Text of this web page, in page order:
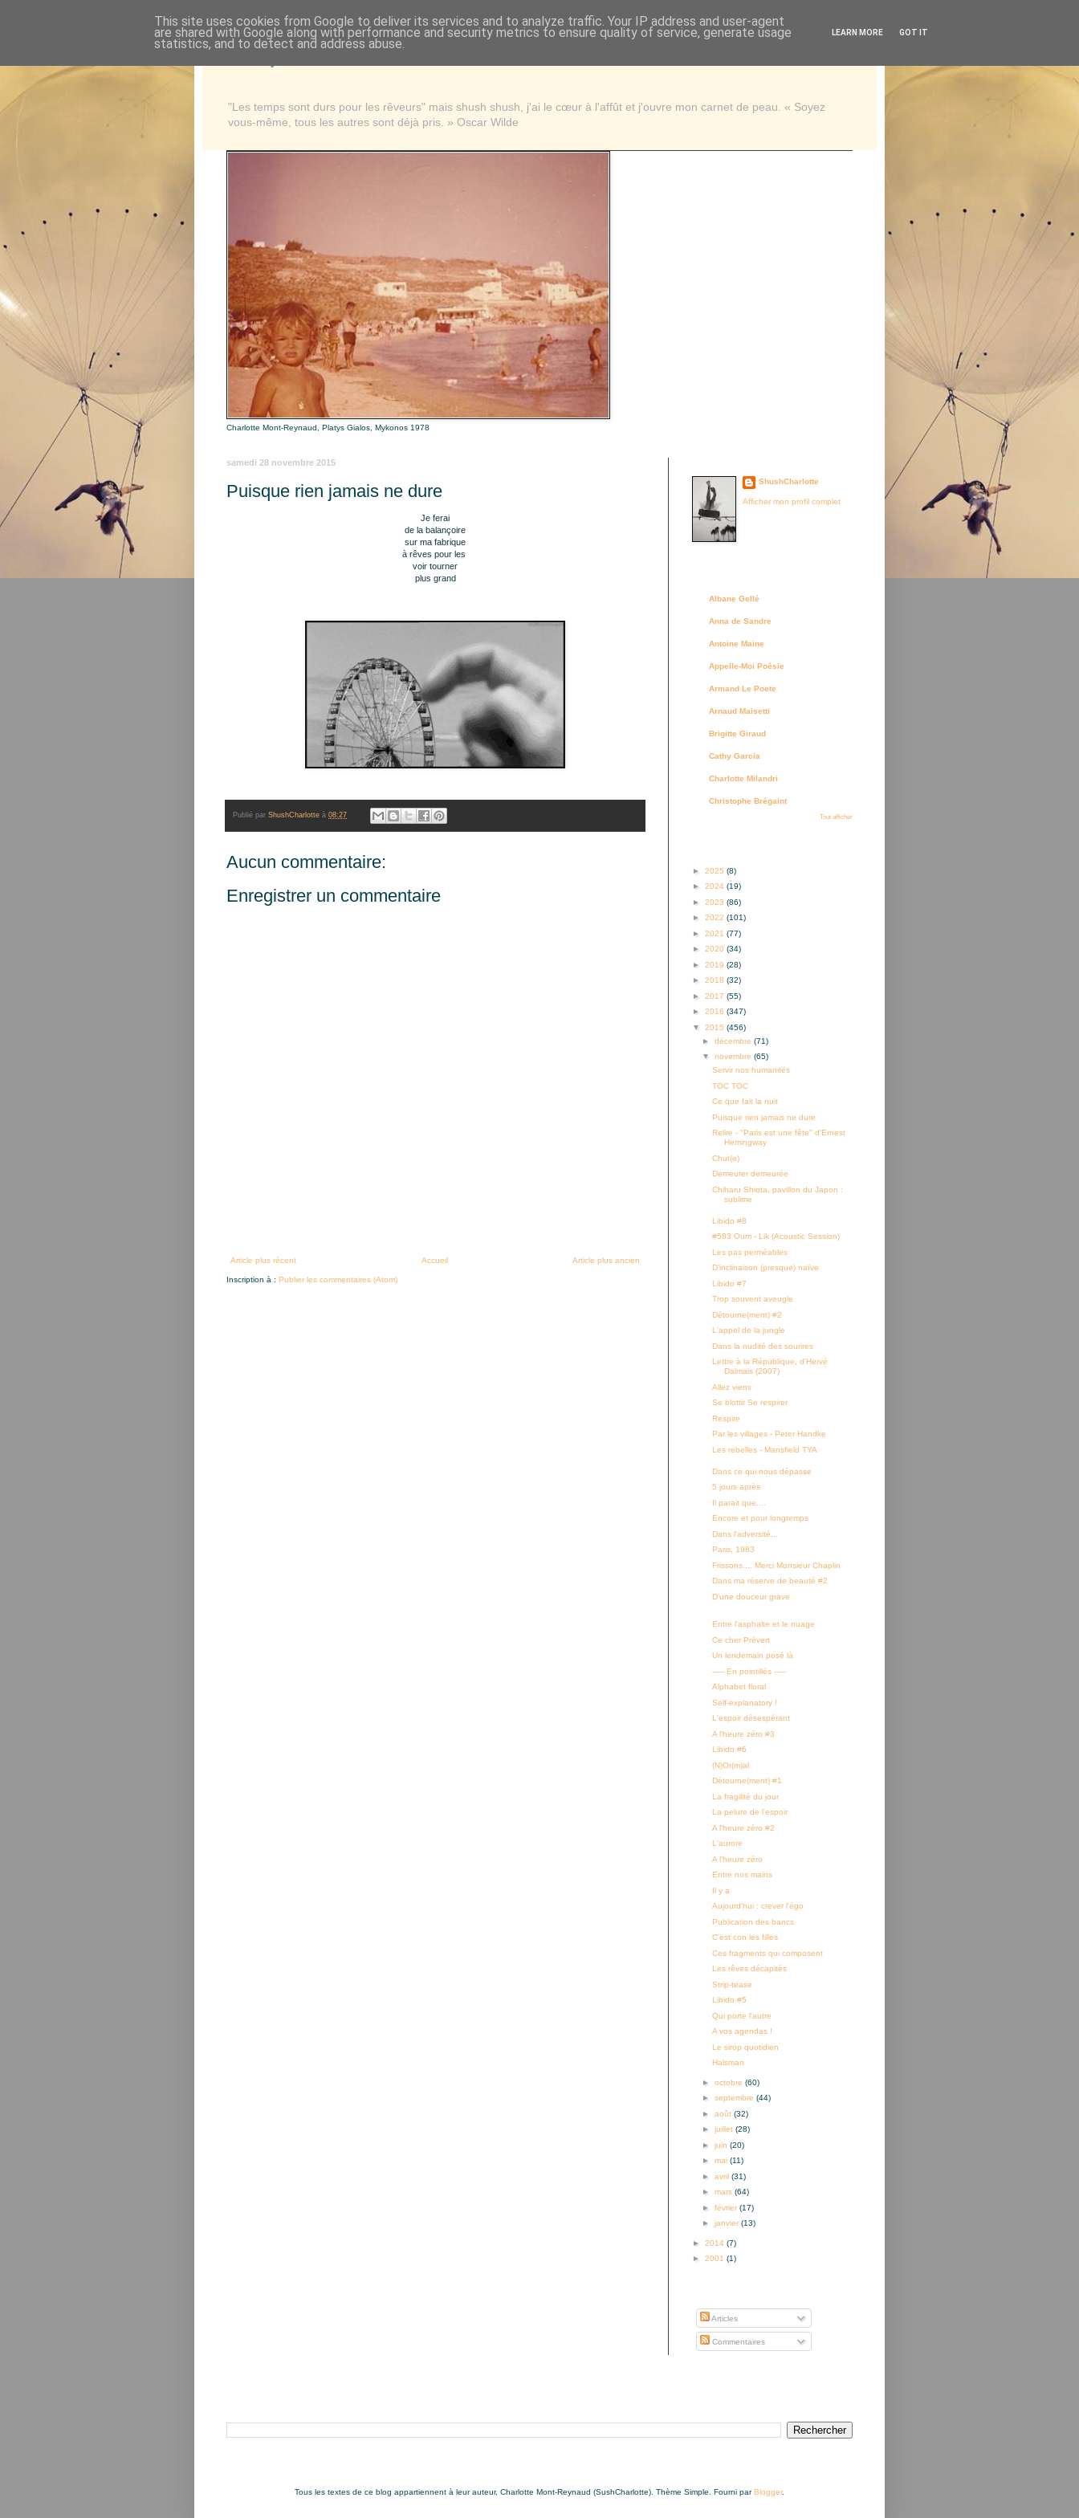
"Les temps sont durs pour les rêveurs" mais shush shush, j'ai le cœur à l'affût et j'ouvre mon carnet de peau. « Soyez
vous-même, tous les autres sont déjà pris. » Oscar Wilde
Charlotte Mont-Reynaud, Platys Gialos, Mykonos 1978
samedi 28 novembre 2015
Puisque rien jamais ne dure
Je ferai
de la balançoire
sur ma fabrique
à rêves pour les
voir tourner
plus grand
Publié par ShushCharlotte à 08:27
Aucun commentaire:
Enregistrer un commentaire
Article plus récent Article plus ancien
Accueil
Inscription à : Publier les commentaires (Atom)
ShushCharlotte
Afficher mon profil complet
Albane Gellé
Anna de Sandre
Antoine Maine
Appelle-Moi Poésie
Armand Le Poete
Arnaud Maisetti
Brigitte Giraud
Cathy Garcia
Charlotte Milandri
Christophe Brégaint
Tout afficher
► 2025 (8)
► 2024 (19)
► 2023 (86)
► 2022 (101)
► 2021 (77)
► 2020 (34)
► 2019 (28)
► 2018 (32)
► 2017 (55)
► 2016 (347)
▼ 2015 (456)
► décembre (71)
▼ novembre (65)
Servir nos humanités
TOC TOC
Ce que fait la nuit
Puisque rien jamais ne dure
Relire - "Paris est une fête" d'Ernest
Hemingway
Chut(e)
Demeurer demeurée
Chiharu Shiota, pavillon du Japon :
sublime
Libido #8
#583 Oum - Lik (Acoustic Session)
Les pas perméables
D'inclinaison (presque) naïve
Libido #7
Trop souvent aveugle
Détourne(ment) #2
L'appel de la jungle
Dans la nudité des sourires
Lettre à la République, d'Hervé
Dalmais (2007)
Allez viens
Se blottir Se respirer
Respire
Par les villages - Peter Handke
Les rebelles - Mansfield TYA
Dans ce qui nous dépasse
5 jours après
Il parait que....
Encore et pour longtemps
Dans l'adversité...
Paris, 1983
Frissons.... Merci Monsieur Chaplin
Dans ma réserve de beauté #2
D'une douceur grave
Entre l'asphalte et le nuage
Ce cher Prévert
Un lendemain posé là
----- En pointillés -----
Alphabet floral
Self-explanatory !
L'espoir désespérant
A l'heure zéro #3
Libido #6
(N)Or(m)al
Détourne(ment) #1
La fragilité du jour
La pelure de l'espoir
A l'heure zéro #2
L'aurore
A l'heure zéro
Entre nos mains
Il y a
Aujourd'hui : crever l'égo
Publication des bancs
C'est con les filles
Ces fragments qui composent
Les rêves décapités
Strip-tease
Libido #5
Qui porte l'autre
A vos agendas !
Le sirop quotidien
Halsman
► octobre (60)
► septembre (44)
► août (32)
► juillet (28)
► juin (20)
► mai (11)
► avril (31)
► mars (64)
► février (17)
► janvier (13)
► 2014 (7)
► 2001 (1)
Articles
Commentaires
Tous les textes de ce blog appartiennent à leur auteur, Charlotte Mont-Reynaud (SushCharlotte). Thème Simple. Fourni parBlogger.
This site uses cookies from Google to deliver its services and to analyze traffic. Your IP address and user-agent
are shared with Google along with performance and security metrics to ensure quality of service, generate usage
statistics, and to detect and address abuse.
LEARN MORE GOT IT